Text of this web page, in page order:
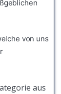
von uns
aus